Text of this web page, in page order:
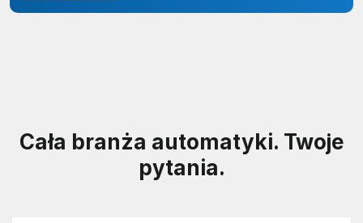
Cała branża automatyki. Twoje
pytania.